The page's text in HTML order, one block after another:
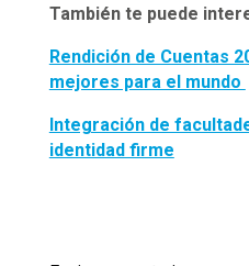
También te puede
Rendición de Cuentas
mejores para el mundo
Integración de
identidad firme